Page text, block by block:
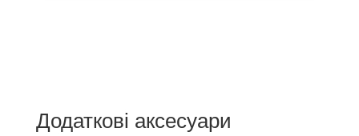
Додаткові аксесуари